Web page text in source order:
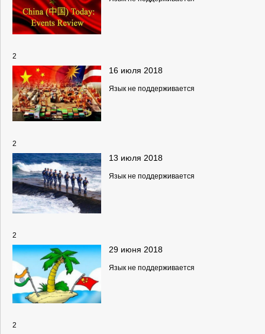
2
16 июля 2018
Язык не поддерживается
2
13 июля 2018
Язык не поддерживается
2
29 июня 2018
Язык не поддерживается
2